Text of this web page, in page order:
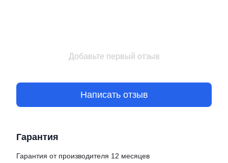
Добавьте первый отзыв
Написать отзыв
Гарантия
Гарантия от производителя 12 месяцев